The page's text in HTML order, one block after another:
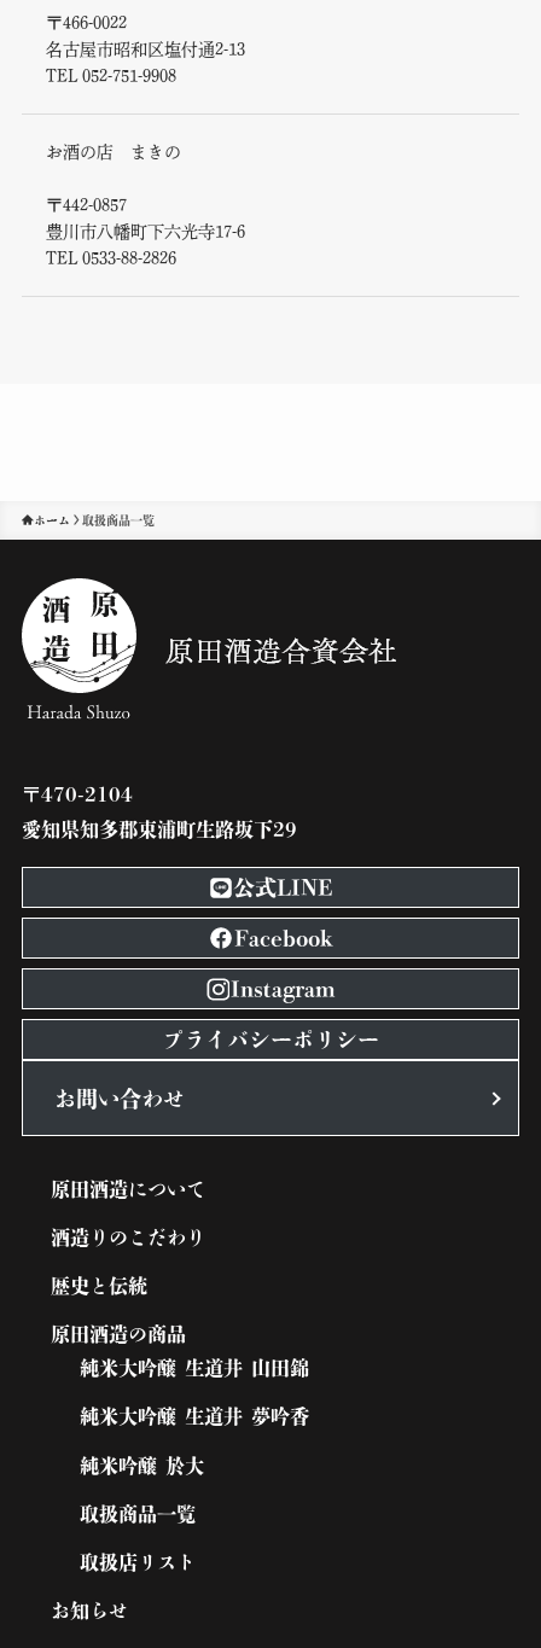
〒466-0022
名古屋市昭和区塩付通2-13
TEL 052-751-9908
お酒の店 まきの
〒442-0857
豊川市八幡町下六光寺17-6
TEL 0533-88-2826
ホーム 取扱商品一覧
〒470-2104
愛知県知多郡東浦町生路坂下29
公式LINE
Facebook
Instagram
プライバシーポリシー
お問い合わせ
原田酒造について
酒造りのこだわり
歴史と伝統
原田酒造の商品
純米大吟醸 生道井 山田錦
純米大吟醸 生道井 夢吟香
純米吟醸 於大
取扱商品一覧
取扱店リスト
お知らせ